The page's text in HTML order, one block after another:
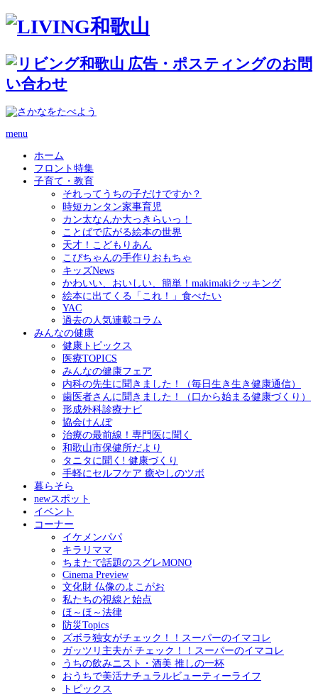
menu
ホーム
フロント特集
子育て・教育
それってうちの子だけですか？
時短カンタン家事育児
カン太なんか大っきらいっ！
ことばで広がる絵本の世界
天才！こどもりあん
こぴちゃんの手作りおもちゃ
キッズNews
かわいい、おいしい、簡単！makimakiクッキング
絵本に出てくる「これ！」食べたい
YAC
過去の人気連載コラム
みんなの健康
健康トピックス
医療TOPICS
みんなの健康フェア
内科の先生に聞きました！（毎日生き生き健康通信）
歯医者さんに聞きました！（口から始まる健康づくり）
形成外科診療ナビ
協会けんぽ
治療の最前線！専門医に聞く
和歌山市保健所だより
タニタに聞く! 健康づくり
手軽にセルフケア 癒やしのツボ
暮らそら
newスポット
イベント
コーナー
イケメンパパ
キラリママ
ちまたで話題のスグレMONO
Cinema Preview
文化財 仏像のよこがお
私たちの視線と始点
ほ～ほ～法律
防災Topics
ズボラ独女がチェック！！スーパーのイマコレ
ガッツリ主夫が チェック！！スーパーのイマコレ
うちの飲みニスト・酒美 推しの一杯
おうちで美活ナチュラルビューティーライフ
トピックス